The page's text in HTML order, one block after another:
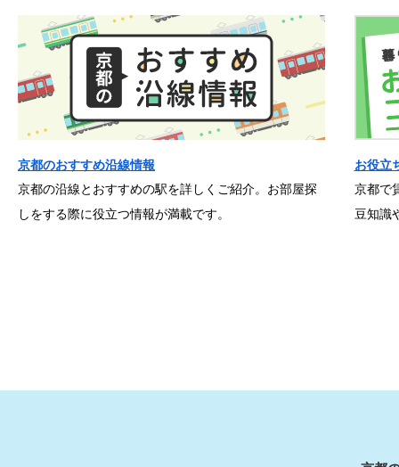
京都のおすすめ沿線情報
京都の沿線とおすすめの駅を詳しくご紹介。お部屋探
しをする際に役立つ情報が満載です。
お役立
京都で
豆知識